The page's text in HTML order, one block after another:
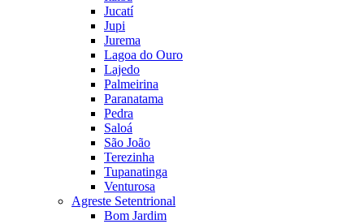
Jucatí
Jupi
Jurema
Lagoa do Ouro
Lajedo
Palmeirina
Paranatama
Pedra
Saloá
São João
Terezinha
Tupanatinga
Venturosa
Agreste Setentrional
Bom Jardim